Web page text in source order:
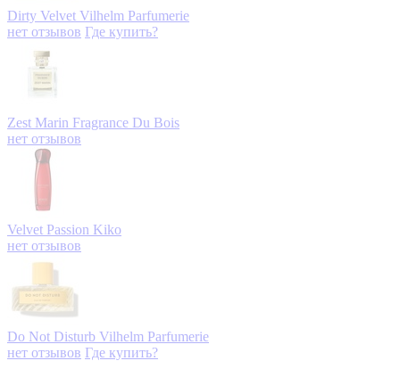
Dirty Velvet Vilhelm Parfumerie
нет отзывов Где купить?
Zest Marin Fragrance Du Bois
нет отзывов
Velvet Passion Kiko
нет отзывов
Do Not Disturb Vilhelm Parfumerie
нет отзывов Где купить?